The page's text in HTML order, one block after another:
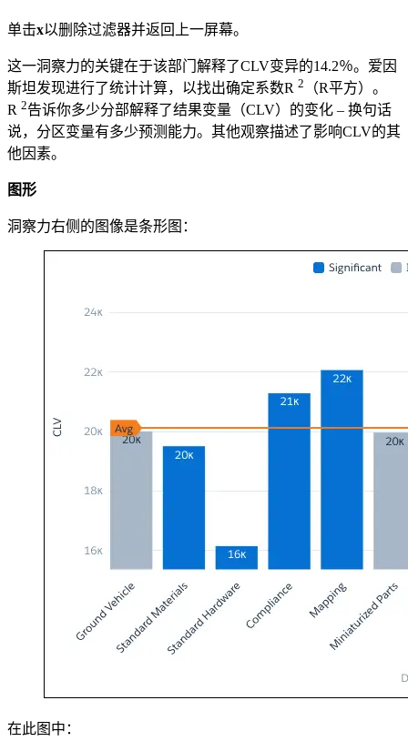
单击x以删除过滤器并返回上一屏幕。
这一洞察力的关键在于该部门解释了CLV变异的14.2％。爱因
斯坦发现进行了统计计算，以找出确定系数R 2
（R平方）。
R 2告诉你多少分部解释了结果变量（CLV）的变化 – 换句话
说，分区变量有多少预测能力。其他观察描述了影响CLV的其
他因素。
图形
洞察力右侧的图像是条形图：
在此图中：